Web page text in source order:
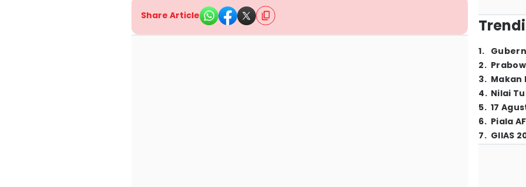
Share Article
1.
2.
3. Makan
4. Nilai
5. 17
6. Piala
7. GIIAS